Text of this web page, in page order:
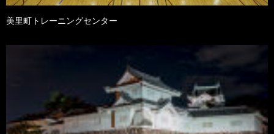
美里町トレーニングセンター